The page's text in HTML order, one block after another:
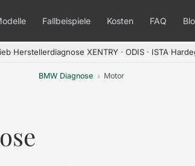
Fallbeispiele Kosten FAQ
·Herstellerdiagnose XENTRY · ODIS · ISTA·
BMW Diagnose › Motor